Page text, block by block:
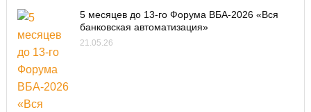
5 месяцев до 13-го Форума ВБА-2026 «Вся
банковская автоматизация»
21.05.26